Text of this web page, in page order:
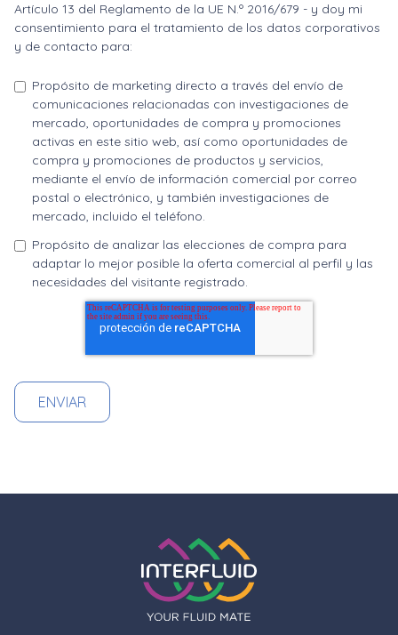
Artículo 13 del Reglamento de la UE N.º 2016/679 - y doy mi
consentimiento para el tratamiento de los datos corporativos
y de contacto para:
Propósito de marketing directo a través del envío de
comunicaciones relacionadas con investigaciones de
mercado, oportunidades de compra y promociones
activas en este sitio web, así como oportunidades de
compra y promociones de productos y servicios,
mediante el envío de información comercial por correo
postal o electrónico, y también investigaciones de
mercado, incluido el teléfono.
Propósito de analizar las elecciones de compra para
adaptar lo mejor posible la oferta comercial al perfil y las
necesidades del visitante registrado.